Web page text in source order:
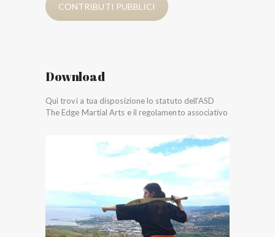
CONTRIBUTI PUBBLICI
Download
Qui trovi a tua disposizione lo statuto dell’ASD
The Edge Martial Arts e il regolamento associativo